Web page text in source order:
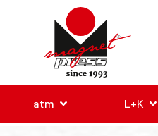
atm L+K